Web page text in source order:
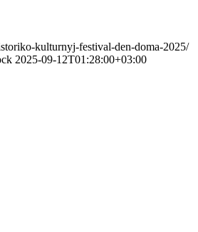
kulturnyj-festival-den-doma-2025/
2025-09-12T01:28:00+03:00